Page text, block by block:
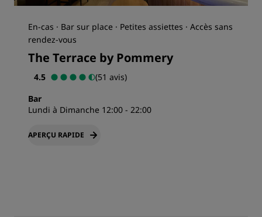
En-cas · Bar sur place · Petites assiettes · Accès sans
rendez-vous
The Terrace by Pommery
4.5
(51 avis)
Bar
Lundi à Dimanche 12:00 - 22:00
APERÇU RAPIDE